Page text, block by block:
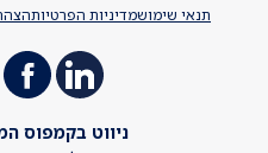
תנאי שימושמדיניות הפרטיות
ניווט בקמפוס